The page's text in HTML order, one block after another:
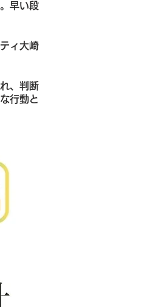
早い段
ィ大崎
、判断
行動と